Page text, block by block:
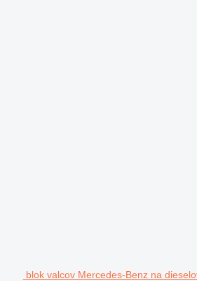
blok valcov Mercedes-Benz na